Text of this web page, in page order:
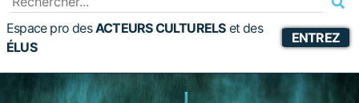
Espace pro desACTEURS CULTURELS etdes
ÉLUS
ENTREZ